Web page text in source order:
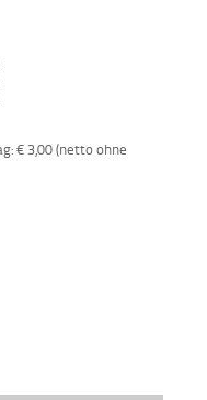
€ 3,00 (netto ohne